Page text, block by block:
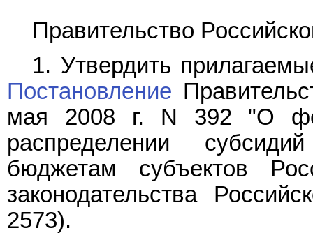
Правительство
1. Утвердить
Постановление
мая 2008 г. N 392 "О
распределении
бюджетам субъектов
законодательства
2573).